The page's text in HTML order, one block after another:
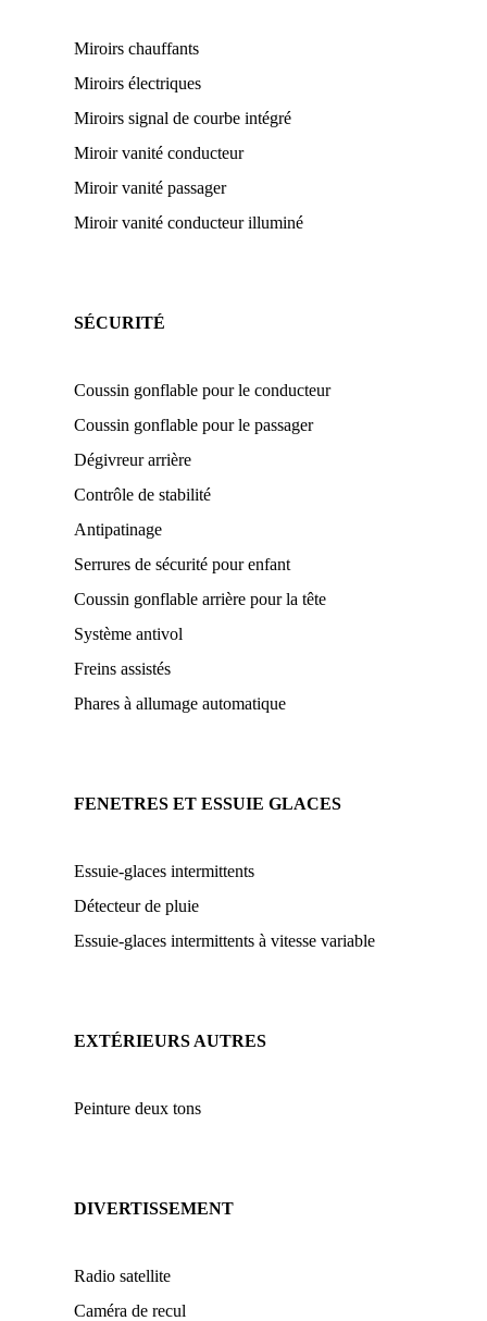
Miroirs chauffants
Miroirs électriques
Miroirs signal de courbe intégré
Miroir vanité conducteur
Miroir vanité passager
Miroir vanité conducteur illuminé
SÉCURITÉ
Coussin gonflable pour le conducteur
Coussin gonflable pour le passager
Dégivreur arrière
Contrôle de stabilité
Antipatinage
Serrures de sécurité pour enfant
Coussin gonflable arrière pour la tête
Système antivol
Freins assistés
Phares à allumage automatique
FENETRES ET ESSUIE GLACES
Essuie-glaces intermittents
Détecteur de pluie
Essuie-glaces intermittents à vitesse variable
EXTÉRIEURS AUTRES
Peinture deux tons
DIVERTISSEMENT
Radio satellite
Caméra de recul